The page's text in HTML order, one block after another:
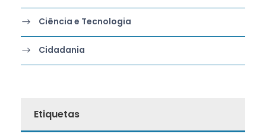
Ciência e Tecnologia
Cidadania
Etiquetas